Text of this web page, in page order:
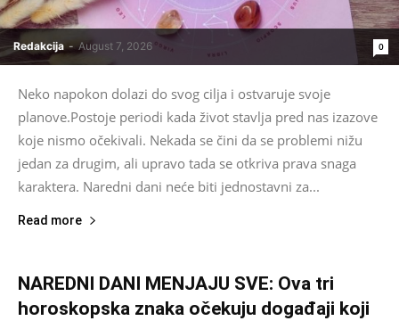
Redakcija - August 7, 2026 0
Neko napokon dolazi do svog cilja i ostvaruje svoje
planove.Postoje periodi kada život stavlja pred nas izazove
koje nismo očekivali. Nekada se čini da se problemi nižu
jedan za drugim, ali upravo tada se otkriva prava snaga
karaktera. Naredni dani neće biti jednostavni za...
Read more
NAREDNI DANI MENJAJU SVE: Ova tri
horoskopska znaka očekuju događaji koji